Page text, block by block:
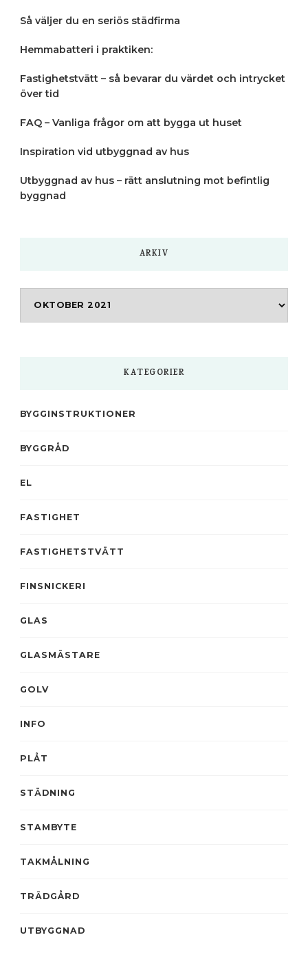
Så väljer du en seriös städfirma
Hemmabatteri i praktiken:
Fastighetstvätt – så bevarar du värdet och intrycket
över tid
FAQ – Vanliga frågor om att bygga ut huset
Inspiration vid utbyggnad av hus
Utbyggnad av hus – rätt anslutning mot befintlig
byggnad
ARKIV
KATEGORIER
BYGGINSTRUKTIONER
BYGGRÅD
EL
FASTIGHET
FASTIGHETSTVÄTT
FINSNICKERI
GLAS
GLASMÄSTARE
GOLV
INFO
PLÅT
STÄDNING
STAMBYTE
TAKMÅLNING
TRÄDGÅRD
UTBYGGNAD